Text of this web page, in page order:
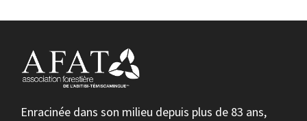
Enracinée dans son milieu depuis plus de 83 ans,